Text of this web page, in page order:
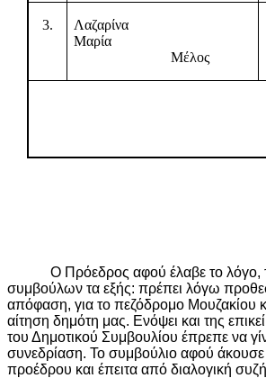
3.
Λαζαρίνα
Μαρία
Μέλος
Ο Πρόεδρος αφού έλαβε το λόγο,
συμβούλων τα εξής: πρέπει λόγω
απόφαση, για το πεζόδρομο Μουζακίου
αίτηση δημότη μας. Ενόψει και της
του Δημοτικού Συμβουλίου έπρεπε να
συνεδρίαση. Το συμβούλιο αφού άκουσε
προέδρου και έπειτα από διαλογική